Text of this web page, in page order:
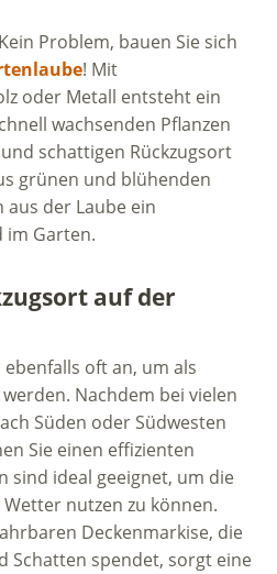
Problem, bauen Sie sich
! Mit
oder Metall entsteht ein
wachsenden Pflanzen
schattigen Rückzugsort
grünen und blühenden
der Laube ein
im Garten.
auf der
oft an, um als
Nachdem bei vielen
Süden oder Südwesten
Sie einen effizienten
sind ideal geeignet, um die
nutzen zu können.
Deckenmarkise, die
Schatten spendet, sorgt eine